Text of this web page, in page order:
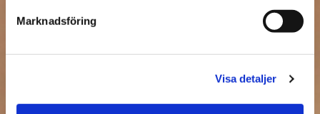
Marknadsföring
Visa detaljer
Grevinnans Rumintegritetspolicy